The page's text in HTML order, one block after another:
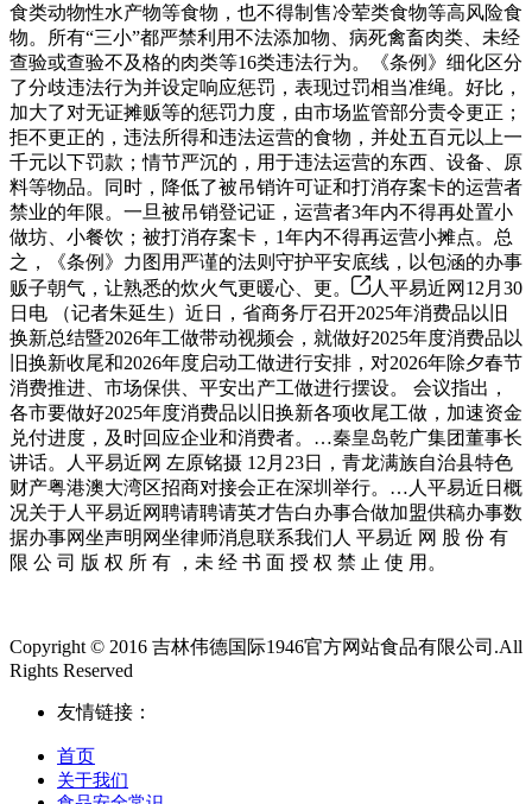
食类动物性水产物等食物，也不得制售冷荤类食物等高风险食
物。所有“三小”都严禁利用不法添加物、病死禽畜肉类、未经
查验或查验不及格的肉类等16类违法行为。《条例》细化区分
了分歧违法行为并设定响应惩罚，表现过罚相当准绳。好比，
加大了对无证摊贩等的惩罚力度，由市场监管部分责令更正；
拒不更正的，违法所得和违法运营的食物，并处五百元以上一
千元以下罚款；情节严沉的，用于违法运营的东西、设备、原
料等物品。同时，降低了被吊销许可证和打消存案卡的运营者
禁业的年限。一旦被吊销登记证，运营者3年内不得再处置小
做坊、小餐饮；被打消存案卡，1年内不得再运营小摊点。总
之，《条例》力图用严谨的法则守护平安底线，以包涵的办事
贩子朝气，让熟悉的炊火气更暖心、更。
人平易近网12月30
日电 （记者朱延生）近日，省商务厅召开2025年消费品以旧
换新总结暨2026年工做带动视频会，就做好2025年度消费品以
旧换新收尾和2026年度启动工做进行安排，对2026年除夕春节
消费推进、市场保供、平安出产工做进行摆设。 会议指出，
各市要做好2025年度消费品以旧换新各项收尾工做，加速资金
兑付进度，及时回应企业和消费者。…秦皇岛乾广集团董事长
讲话。人平易近网 左原铭摄 12月23日，青龙满族自治县特色
财产粤港澳大湾区招商对接会正在深圳举行。…人平易近日概
况关于人平易近网聘请聘请英才告白办事合做加盟供稿办事数
据办事网坐声明网坐律师消息联系我们人 平易近 网 股 份 有
限 公 司 版 权 所 有 ，未 经 书 面 授 权 禁 止 使 用。
Copyright © 2016 吉林伟德国际1946官方网站食品有限公司.All
Rights Reserved
友情链接：
首页
关于我们